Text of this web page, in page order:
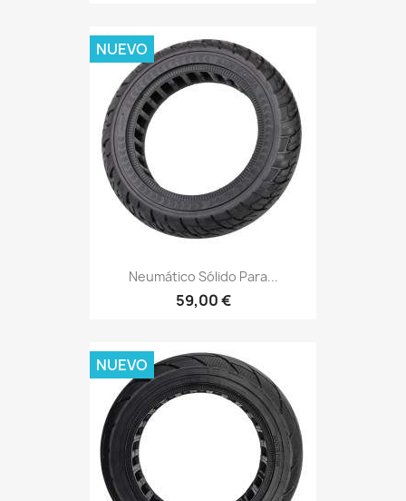
Neumático Sólido Para...
59,00 €
NUEVO
NUEVO